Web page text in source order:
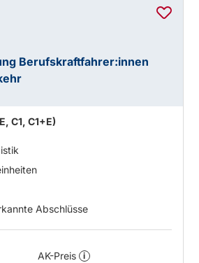
Berufskraftfahrer:innen
C1, C1+E)
Abschlüsse
AK-Preis i